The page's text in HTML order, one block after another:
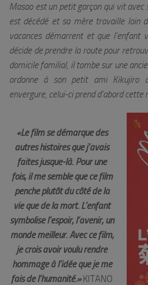
Masao est un petit garçon qui vit avec
est décédé et sa mère travaille loin
vacances démarrent et que
décide de prendre la route pour
domicile familial, il tombe sur une
ordonne à son petit ami Kikujiro
envergure, celui-ci prend d’abord cette
«Le film se démarque des
autres histoires que j’avais
faites jusque-là. Pour une
fois, il me semble que ce film
penche plutôt du côté de la
vie que de la mort. L’enfant
symbolise l’espoir, l’avenir, un
monde meilleur. Avec ce film,
je crois avoir voulu rendre
hommage à l’idée que je me
fais de l’humanité.»KITANO